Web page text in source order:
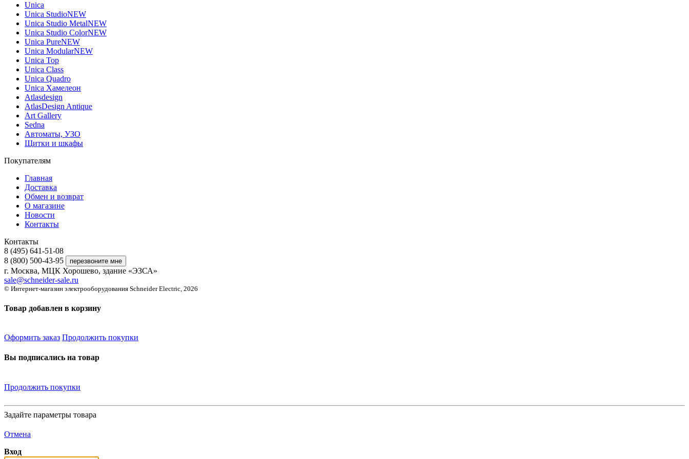
Unica
Unica StudioNEW
Unica Studio MetalNEW
Unica Studio ColorNEW
Unica PureNEW
Unica ModularNEW
Unica Top
Unica Class
Unica Quadro
Unica Хамелеон
Atlasdesign
AtlasDesign Antique
Art Gallery
Sedna
Автоматы, УЗО
Щитки и шкафы
Покупателям
Главная
Доставка
Обмен и возврат
О магазине
Новости
Контакты
Контакты
8 (495) 641-51-08
8 (800) 500-43-95
г. Москва, МЦК Хорошево, здание «ЭЗСА»
sale@schneider-sale.ru
© Интернет-магазин электрооборудования Schneider Electric, 2026
Товар добавлен в корзину
Оформить заказ Продолжить покупки
Вы подписались на товар
Продолжить покупки
Задайте параметры товара
Отмена
Вход